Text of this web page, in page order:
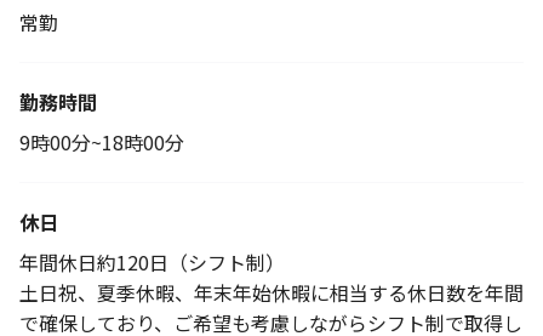
常勤
勤務時間
9時00分~18時00分
休日
年間休日約120日（シフト制）
土日祝、夏季休暇、年末年始休暇に相当する休日数を年間
で確保しており、ご希望も考慮しながらシフト制で取得し